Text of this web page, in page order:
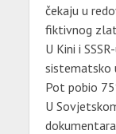
čekaju u
fiktivnog
U Kini i
sistematsko
Pot pobio
U